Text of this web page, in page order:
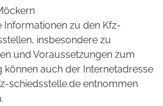
Informationen zu den Kfz-
insbesondere zu
und Voraussetzungen zum
können auch der Internetadresse
schiedsstelle.de entnommen